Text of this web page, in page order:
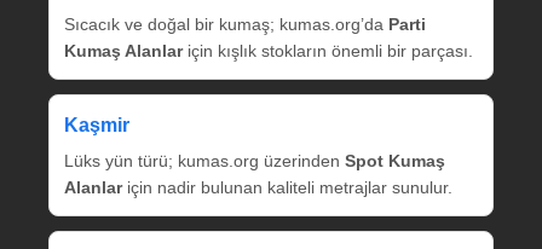
Sıcacık ve doğal bir kumaş; kumas.org’da Parti
Kumaş Alanlariçin kışlık stokların önemli bir parçası.
Kaşmir
Lüks yün türü; kumas.org üzerinden Spot Kumaş
Alanlariçin nadir bulunan kaliteli metrajlar sunulur.